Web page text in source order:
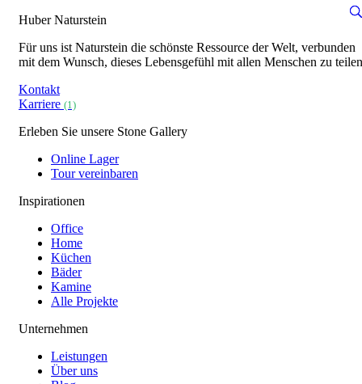
Huber Naturstein
Für uns ist Naturstein die schönste Ressource der Welt, verbunden
mit dem Wunsch, dieses Lebensgefühl mit allen Menschen zu
Kontakt
Karriere (1)
Erleben Sie unsere Stone Gallery
Online Lager
Tour vereinbaren
Inspirationen
Office
Home
Küchen
Bäder
Kamine
Alle Projekte
Unternehmen
Leistungen
Über uns